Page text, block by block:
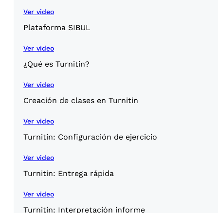
Ver video
Plataforma SIBUL
Ver video
¿Qué es Turnitin?
Ver video
Creación de clases en Turnitin
Ver video
Turnitin: Configuración de ejercicio
Ver video
Turnitin: Entrega rápida
Ver video
Turnitin: Interpretación informe